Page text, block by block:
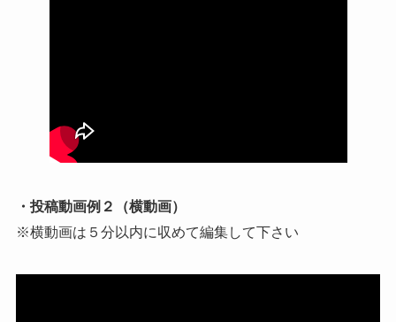
・投稿動画例２（横動画）
※横動画は５分以内に収めて編集して下さい